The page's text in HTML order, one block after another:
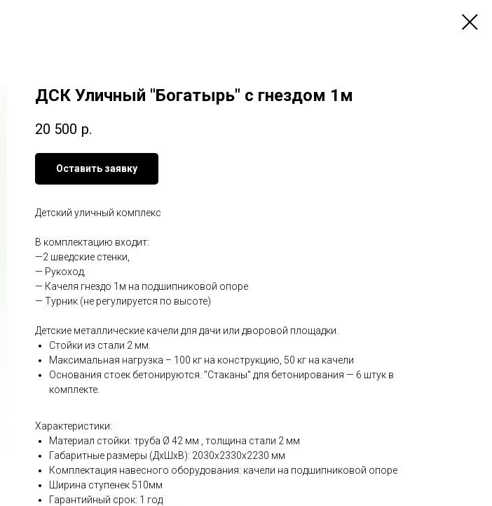
ДСК Уличный "Богатырь" с гнездом 1м
20 500 р.
Оставить заявку
Детский уличный комплекс
В комплектацию входит:
—2 шведские стенки,
— Рукоход,
— Качеля гнездо 1м на подшипниковой опоре
— Турник (не регулируется по высоте)
Детские металлические качели для дачи или дворовой площадки.
Стойки из стали 2 мм.
Максимальная нагрузка – 100 кг на конструкцию, 50 кг на качели
Основания стоек бетонируются. "Стаканы" для бетонирования — 6 штук в
комплекте.
Характеристики:
Материал стойки: труба Ø 42 мм , толщина стали 2 мм
Габаритные размеры (ДхШхВ): 2030х2330х2230 мм
Комплектация навесного оборудования: качели на подшипниковой опоре
Ширина ступенек 510мм
Гарантийный срок: 1 год